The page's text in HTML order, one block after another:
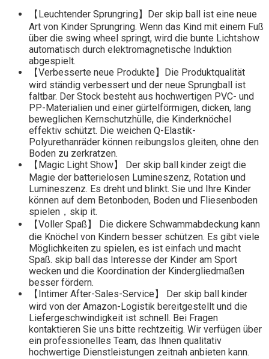
【Leuchtender Sprungring】Der skip ball ist eine neue
Art von Kinder Sprungring. Wenn das Kind mit einem Fuß
über die swing wheel springt, wird die bunte Lichtshow
automatisch durch elektromagnetische Induktion
abgespielt.
【Verbesserte neue Produkte】Die Produktqualität
wird ständig verbessert und der neue Sprungball ist
faltbar. Der Stock besteht aus hochwertigen PVC- und
PP-Materialien und einer gürtelförmigen, dicken, lang
beweglichen Kernschutzhülle, die Kinderknöchel
effektiv schützt. Die weichen Q-Elastik-
Polyurethanräder können reibungslos gleiten, ohne den
Boden zu zerkratzen.
【Magic Light Show】 Der skip ball kinder zeigt die
Magie der batterielosen Lumineszenz, Rotation und
Lumineszenz. Es dreht und blinkt. Sie und Ihre Kinder
können auf dem Betonboden, Boden und Fliesenboden
spielen，skip it.
【Voller Spaß】 Die dickere Schwammabdeckung kann
die Knöchel von Kindern besser schützen. Es gibt viele
Möglichkeiten zu spielen, es ist einfach und macht
Spaß. skip ball das Interesse der Kinder am Sport
wecken und die Koordination der Kindergliedmaßen
besser fördern.
【Intimer After-Sales-Service】 Der skip ball kinder
wird von der Amazon-Logistik bereitgestellt und die
Liefergeschwindigkeit ist schnell. Bei Fragen
kontaktieren Sie uns bitte rechtzeitig. Wir verfügen über
ein professionelles Team, das Ihnen qualitativ
hochwertige Dienstleistungen zeitnah anbieten kann.